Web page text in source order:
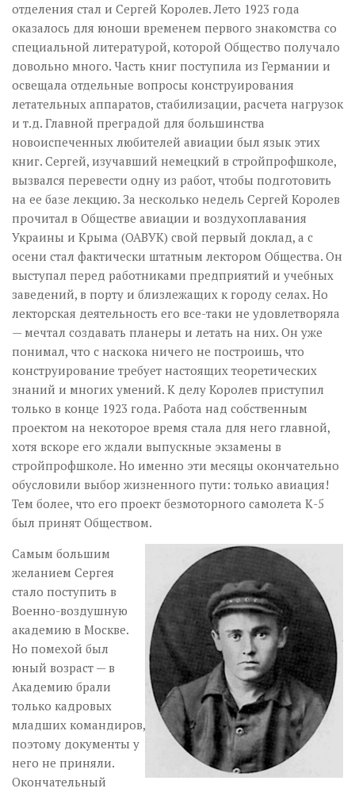
отделения стал и Сергей Королев. Лето 1923 года
оказалось для юноши временем первого знакомства со
специальной литературой, которой Общество получало
довольно много. Часть книг поступила из Германии и
освещала отдельные вопросы конструирования
летательных аппаратов, стабилизации, расчета нагрузок
и т.д. Главной преградой для большинства
новоиспеченных любителей авиации был язык этих
книг. Сергей, изучавший немецкий в стройпрофшколе,
вызвался перевести одну из работ, чтобы подготовить
на ее базе лекцию. За несколько недель Сергей Королев
прочитал в Обществе авиации и воздухоплавания
Украины и Крыма (ОАВУК) свой первый доклад, а с
осени стал фактически штатным лектором Общества. Он
выступал перед работниками предприятий и учебных
заведений, в порту и близлежащих к городу селах. Но
лекторская деятельность его все-таки не удовлетворяла
— мечтал создавать планеры и летать на них. Он уже
понимал, что с наскока ничего не построишь, что
конструирование требует настоящих теоретических
знаний и многих умений. К делу Королев приступил
только в конце 1923 года. Работа над собственным
проектом на некоторое время стала для него главной,
хотя вскоре его ждали выпускные экзамены в
стройпрофшколе. Но именно эти месяцы окончательно
обусловили выбор жизненного пути: только авиация!
Тем более, что его проект безмоторного самолета К-5
был принят Обществом.
Самым большим
желанием Сергея
стало поступить в
Военно-воздушную
академию в Москве.
Но помехой был
юный возраст — в
Академию брали
только кадровых
младших командиров,
поэтому документы у
него не приняли.
Окончательный